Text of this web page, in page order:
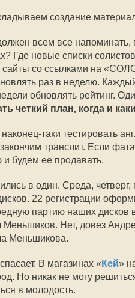
создание
всем все напоминать,
Где новые списки
со ссылками на «СОЛО
раз в неделю.
обновлять рейтинг.
четкий план, когда и
таки тестировать
транслит. Если
и будем ее продавать.
в один. Среда,
22 регистрации
партию наших дисков
Меньшиков. Нет, довез
Меньшикова.
В магазинах « Кей»
Но никак не могу
в молодость.